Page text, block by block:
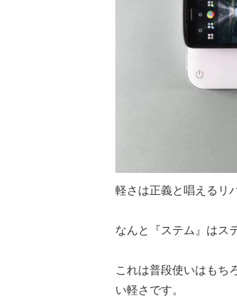
軽さは正義と唱えるリ
なんと『ステム』はス
これは普段使いはもち
い軽さです。